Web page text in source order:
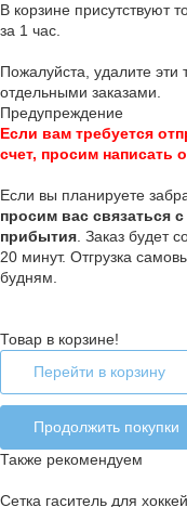
В корзине присутствуют
за 1 час.
Пожалуйста, удалите
отдельными заказами.
Предупреждение
Если вам требуется
счет, просим написать
Если вы планируете
просим вас связаться
прибытия . Заказ будет
20 минут. Отгрузка
будням.
Товар в корзине!
Перейти в корзину
Продолжить покупки
Также рекомендуем
Сетка гаситель для